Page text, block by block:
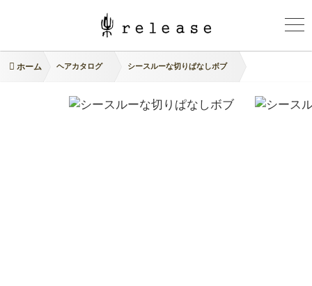
ホーム ヘアカタログ シースルーな切りぱなしボブ